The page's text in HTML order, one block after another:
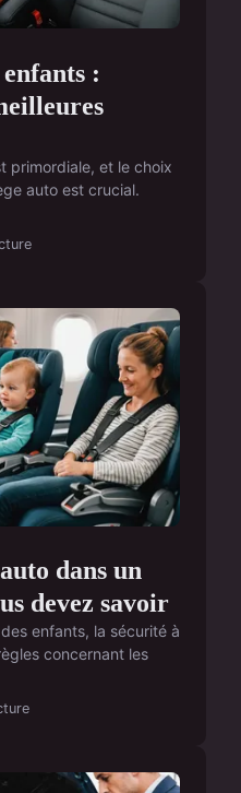
:
primordiale, et le choix
auto est crucial.
dans un
devez savoir
enfants, la sécurité à
concernant les